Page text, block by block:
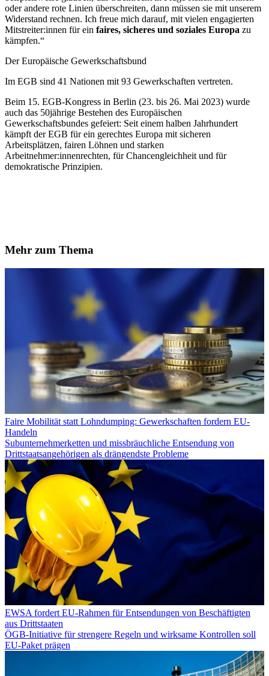
oder andere rote Linien überschreiten, dann müssen sie mit unserem
Widerstand rechnen. Ich freue mich darauf, mit vielen engagierten
Mitstreiter:innen für ein faires, sicheres und soziales Europa zu
kämpfen.“
Der Europäische Gewerkschaftsbund
Im EGB sind 41 Nationen mit 93 Gewerkschaften vertreten.
Beim 15. EGB-Kongress in Berlin (23. bis 26. Mai 2023) wurde
auch das 50jährige Bestehen des Europäischen
Gewerkschaftsbundes gefeiert: Seit einem halben Jahrhundert
kämpft der EGB für ein gerechtes Europa mit sicheren
Arbeitsplätzen, fairen Löhnen und starken
Arbeitnehmer:innenrechten, für Chancengleichheit und für
demokratische Prinzipien.
Mehr zum Thema
Faire Mobilität statt Lohndumping: Gewerkschaften fordern EU-
Handeln
Subunternehmerketten und missbräuchliche Entsendung von
Drittstaatsangehörigen als drängendste Probleme
EWSA fordert EU-Rahmen für Entsendungen von Beschäftigten
aus Drittstaaten
ÖGB-Initiative für strengere Regeln und wirksame Kontrollen soll
EU-Paket prägen